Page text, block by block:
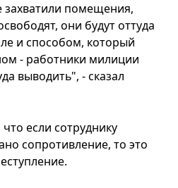
захватили помещения,
они будут оттуда
и способом, который
- работники милиции
выводить", - сказал
если сотруднику
сопротивление, то это